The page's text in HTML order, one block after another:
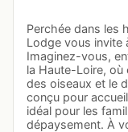
Perchée dans les
Lodge vous invite
Imaginez-vous,
la Haute-Loire,
des oiseaux et le
conçu pour
idéal pour les
dépaysement. À